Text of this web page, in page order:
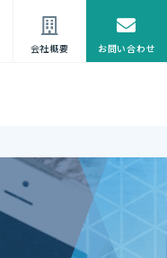
会社概要 お問い合わせ